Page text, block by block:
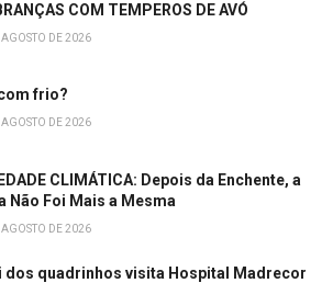
COM TEMPEROS DE AVÓ
AGOSTO DE 2026
frio?
AGOSTO DE 2026
CLIMÁTICA: Depois da Enchente, a
Não Foi Mais a Mesma
AGOSTO DE 2026
dos quadrinhos visita Hospital Madrecor